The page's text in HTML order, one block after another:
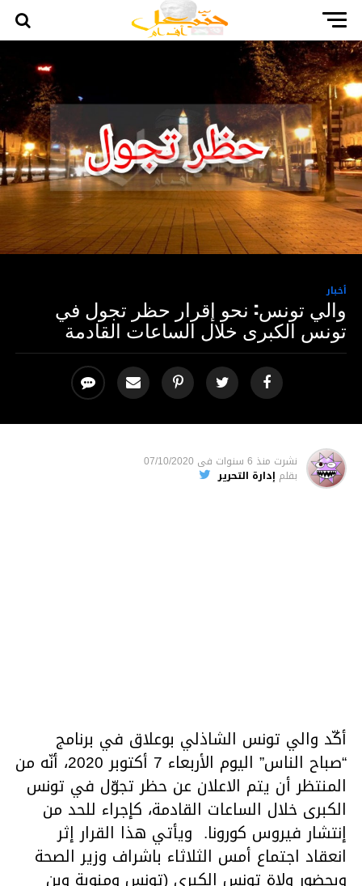
أخبار
والي تونس: نحو إقرار حظر تجول في
تونس الكبرى خلال الساعات القادمة
نشرت منذ 6 سنوات فى 07/10/2020
بقلم إدارة التحرير
أكّد والي تونس الشاذلي بوعلاق في برنامج
“صباح الناس” اليوم الأربعاء 7 أكتوبر 2020، أنّه من
المنتظر أن يتم الاعلان عن حظر تجوّل في تونس
الكبرى خلال الساعات القادمة، كإجراء للحد من
إنتشار فيروس كورونا. ويأتي هذا القرار إثر
انعقاد اجتماع أمس الثلاثاء باشراف وزير الصحة
وبحضور ولاة تونس الكبرى (تونس ومنوبة وبن